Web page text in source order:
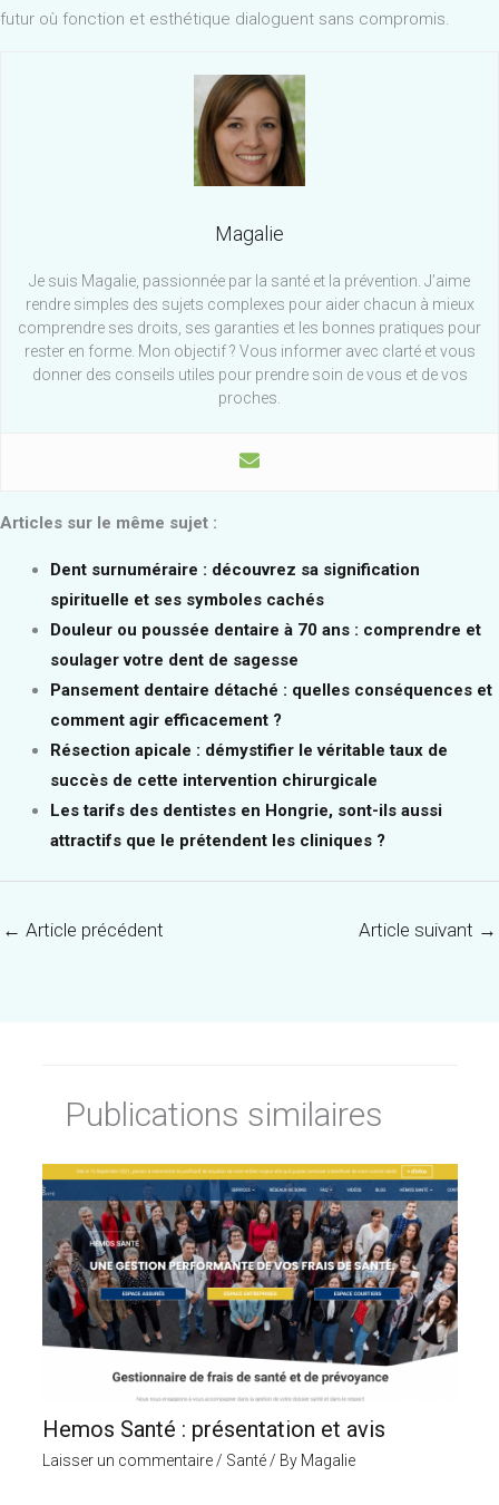
futur où fonction et esthétique dialoguent sans compromis.
Magalie
Je suis Magalie, passionnée par la santé et la prévention. J’aime
rendre simples des sujets complexes pour aider chacun à mieux
comprendre ses droits, ses garanties et les bonnes pratiques pour
rester en forme. Mon objectif ? Vous informer avec clarté et vous
donner des conseils utiles pour prendre soin de vous et de vos
proches.
Articles sur le même sujet :
Dent surnuméraire : découvrez sa signification
spirituelle et ses symboles cachés
Douleur ou poussée dentaire à 70 ans : comprendre et
soulager votre dent de sagesse
Pansement dentaire détaché : quelles conséquences et
comment agir efficacement ?
Résection apicale : démystifier le véritable taux de
succès de cette intervention chirurgicale
Les tarifs des dentistes en Hongrie, sont-ils aussi
attractifs que le prétendent les cliniques ?
← Article précédent Article suivant →
Publications similaires
Hemos Santé : présentation et avis
Laisser un commentaire / Santé/ By Magalie